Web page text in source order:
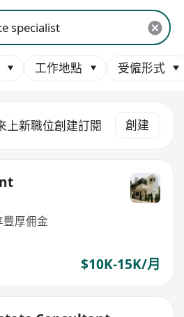
工作地點 受僱形式
上新職位創建訂閱 創建
厚佣金
$10K-15K/月